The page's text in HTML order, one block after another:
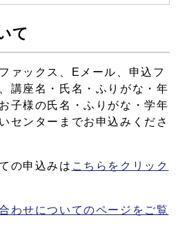
て
ァックス、Eメール、申込フ
講座名・氏名・ふりがな・年
子様の氏名・ふりがな・学年
センターまでお申込みくださ
の申込みは こちらをクリック
わせについてのページをご覧